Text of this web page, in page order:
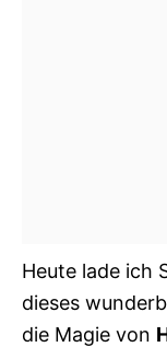
Heute lade ich
dieses
die Magie von